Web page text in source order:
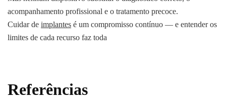
acompanhamento profissional e o tratamento precoce.
Cuidar de implantes é um compromisso contínuo — e entender os
limites de cada recurso faz toda
Referências